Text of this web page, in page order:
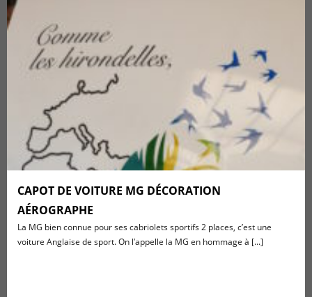
CAPOT DE VOITURE MG DÉCORATION
AÉROGRAPHE
La MG bien connue pour ses cabriolets sportifs 2 places, c’est une
voiture Anglaise de sport. On l’appelle la MG en hommage à [...]